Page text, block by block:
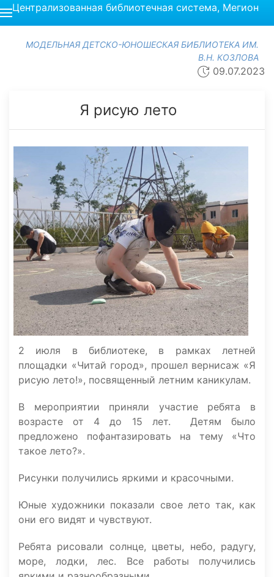
Централизованная библиотечная система, Мегион
МОДЕЛЬНАЯ ДЕТСКО-ЮНОШЕСКАЯ БИБЛИОТЕКА ИМ.
В.Н. КОЗЛОВА
09.07.2023
Я рисую лето
2 июля в библиотеке, в рамках летней
площадки «Читай город», прошел вернисаж «Я
рисую лето!», посвященный летним каникулам.
В мероприятии приняли участие ребята в
возрасте от 4 до 15 лет. Детям было
предложено пофантазировать на тему «Что
такое лето?».
Рисунки получились яркими и красочными.
Юные художники показали свое лето так, как
они его видят и чувствуют.
Ребята рисовали солнце, цветы, небо, радугу,
море, лодки, лес. Все работы получились